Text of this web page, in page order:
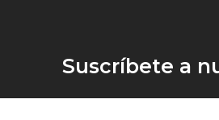
Suscríbete a